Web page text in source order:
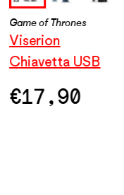
Game of Thrones
Viserion
Chiavetta USB
€17,90